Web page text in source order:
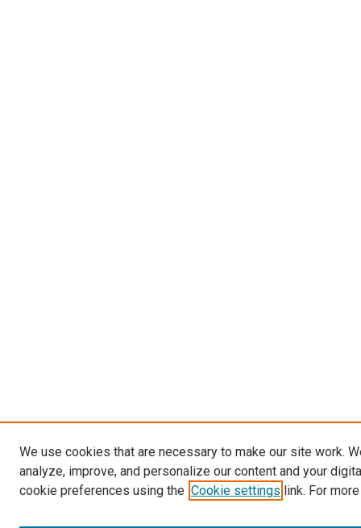
We use cookies that are necessary to make our site work.
analyze, improve, and personalize our content and your
cookie preferences using the Cookie settings link. For